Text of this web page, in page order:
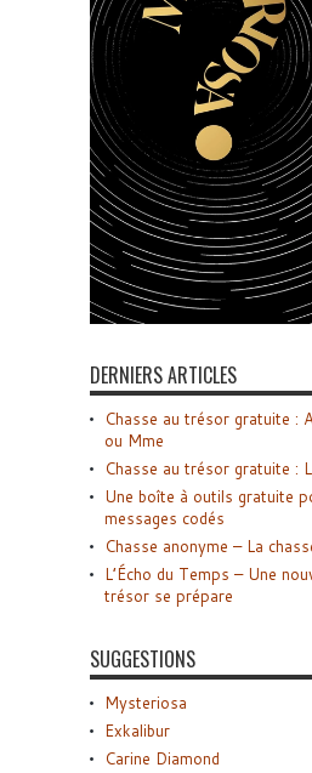
DERNIERS ARTICLES
Chasse au trésor gratuite :
ou Mme
Chasse au trésor gratuite :
Une boîte à outils gratuite
messages codés
Chasse anonyme – La
L’Écho du Temps – Une
trésor se prépare
SUGGESTIONS
Mysteriosa
Exkalibur
Carine Diamond